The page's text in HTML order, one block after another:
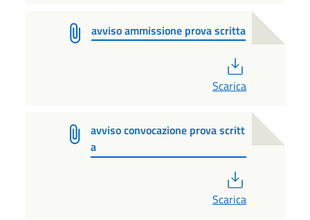
avviso ammissione prova scritta
Scarica
avviso convocazione prova scritt
a
Scarica